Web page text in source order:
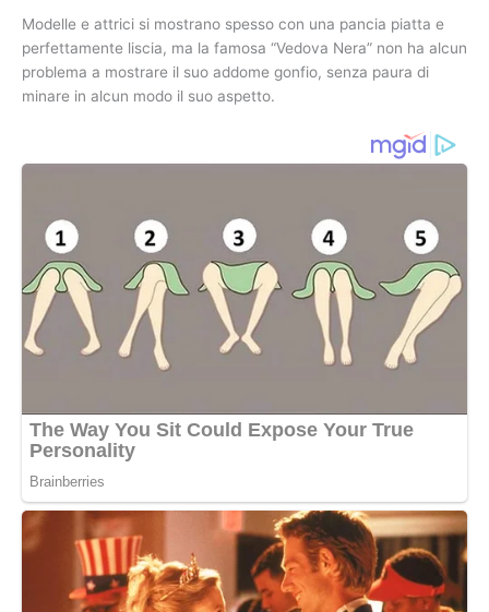
Modelle e attrici si mostrano spesso con una pancia piatta e
perfettamente liscia, ma la famosa “Vedova Nera” non ha alcun
problema a mostrare il suo addome gonfio, senza paura di
minare in alcun modo il suo aspetto.